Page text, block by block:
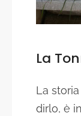
La
La
dirlo, è